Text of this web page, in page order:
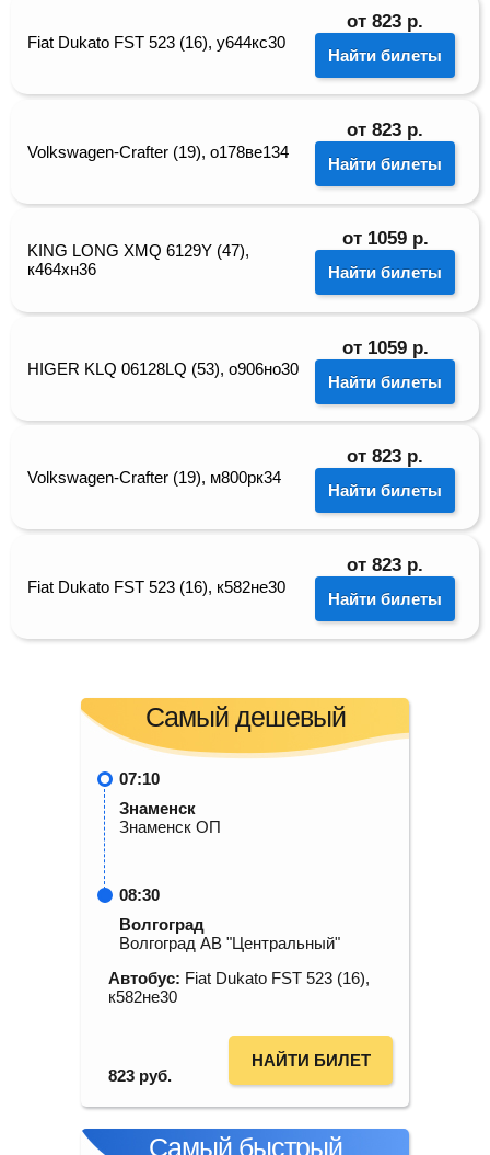
Fiat Dukato FST 523 (16), у644кс30
от 823 р.
Найти билеты
Volkswagen-Crafter (19), о178ве134
от 823 р.
Найти билеты
KING LONG XMQ 6129Y (47),
к464хн36
от 1059 р.
Найти билеты
HIGER KLQ 06128LQ (53), о906но30
от 1059 р.
Найти билеты
Volkswagen-Crafter (19), м800рк34
от 823 р.
Найти билеты
Fiat Dukato FST 523 (16), к582не30
от 823 р.
Найти билеты
Самый дешевый
07:10
Знаменск
Знаменск ОП
08:30
Волгоград
Волгоград АВ "Центральный"
Автобус: Fiat Dukato FST 523 (16),
к582не30
823 руб.
НАЙТИ БИЛЕТ
Самый быстрый